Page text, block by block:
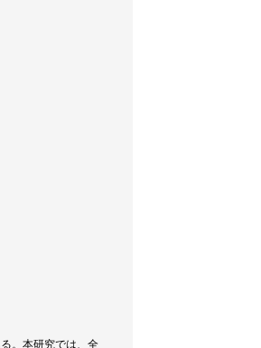
。本研究では、全